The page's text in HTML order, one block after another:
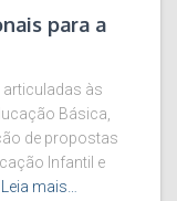
para a
às
Básica,
de propostas
Infantil e
Leia mais…